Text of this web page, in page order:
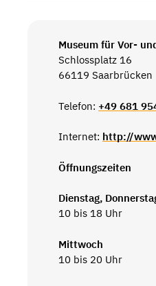
Museum für Vor-
Schlossplatz 16
66119 Saarbrücken
Telefon: +49 681
Internet: http://
Öffnungszeiten
Dienstag,
10 bis 18 Uhr
Mittwoch
10 bis 20 Uhr